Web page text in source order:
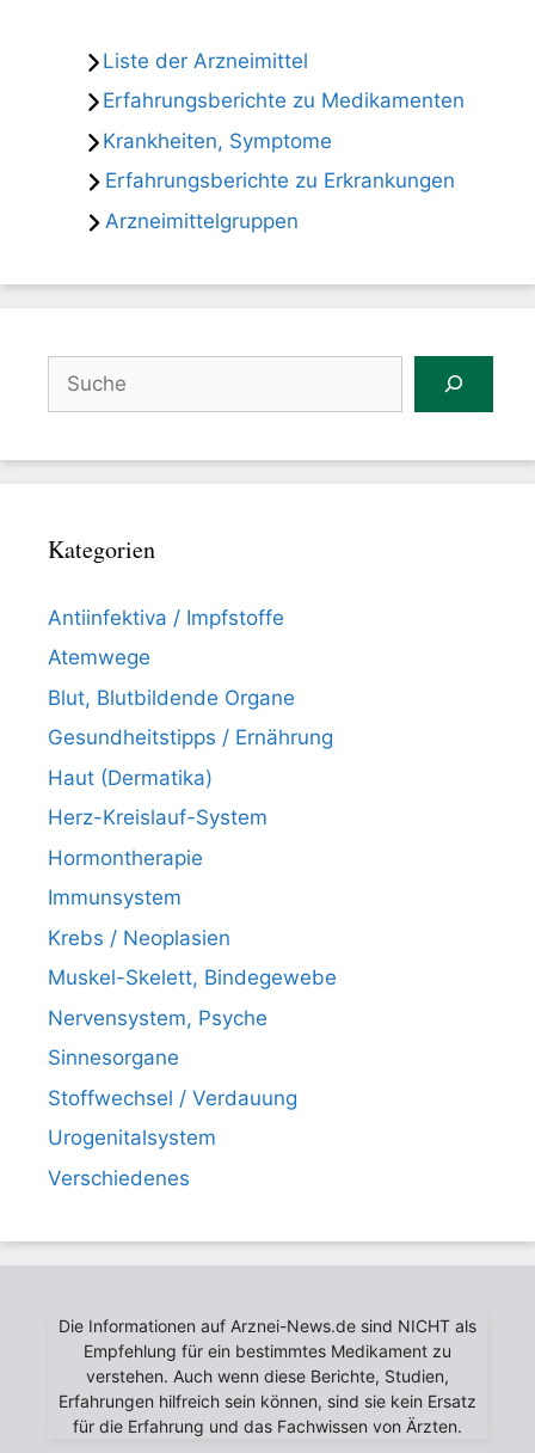
Liste der Arzneimittel
Erfahrungsberichte zu Medikamenten
Krankheiten, Symptome
Erfahrungsberichte zu Erkrankungen
Arzneimittelgruppen
Kategorien
Antiinfektiva / Impfstoffe
Atemwege
Blut, Blutbildende Organe
Gesundheitstipps / Ernährung
Haut (Dermatika)
Herz-Kreislauf-System
Hormontherapie
Immunsystem
Krebs / Neoplasien
Muskel-Skelett, Bindegewebe
Nervensystem, Psyche
Sinnesorgane
Stoffwechsel / Verdauung
Urogenitalsystem
Verschiedenes
Die Informationen auf Arznei-News.de sind NICHT als
Empfehlung für ein bestimmtes Medikament zu
verstehen. Auch wenn diese Berichte, Studien,
Erfahrungen hilfreich sein können, sind sie kein Ersatz
für die Erfahrung und das Fachwissen von Ärzten.